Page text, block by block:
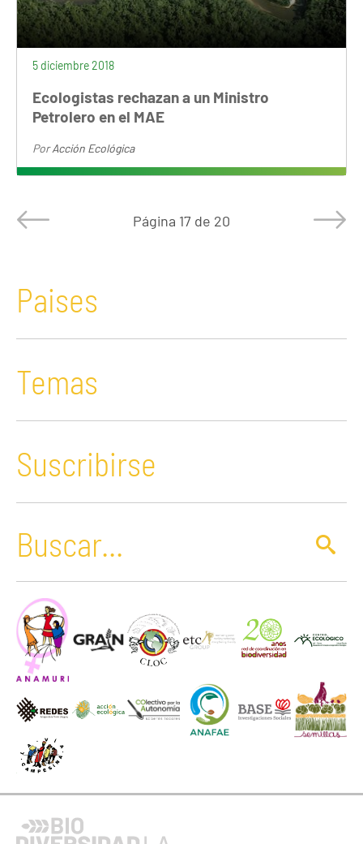
5 diciembre 2018
Ecologistas rechazan a un Ministro
Petrolero en el MAE
PorAcción Ecológica
Página 17 de 20
Paises
Temas
Suscribirse